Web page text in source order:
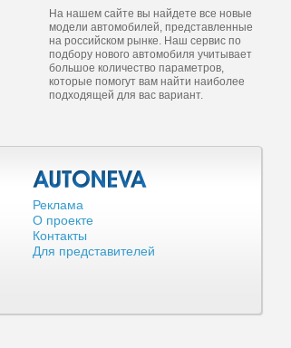
На нашем сайте вы найдете все новые
модели автомобилей, представленные
на российском рынке. Наш сервис по
подбору нового автомобиля учитывает
большое количество параметров,
которые помогут вам найти наиболее
подходящей для вас вариант.
Реклама
О проекте
Контакты
Для представителей